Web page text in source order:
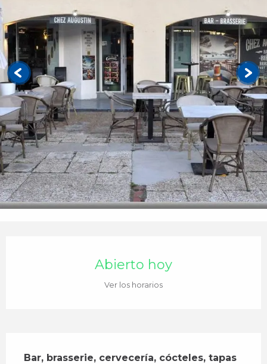
Abierto hoy
Ver los horarios
Bar, brasserie, cervecería, cócteles, tapas